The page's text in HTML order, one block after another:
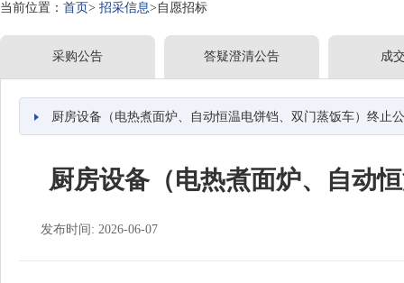
当前位置： 首页> 招采信息>自愿招标
采购公告 答疑澄清公告 成
厨房设备（电热煮面炉、自动恒温电饼铛、双门蒸饭车）终止
厨房设备（电热煮面炉、自动
发布时间: 2026-06-07